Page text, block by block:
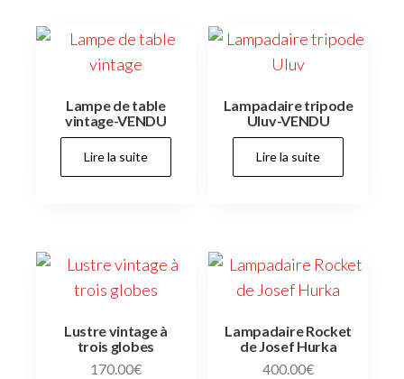
Lampe de table
vintage-VENDU
Lire la suite
Lampadaire tripode
Uluv-VENDU
Lire la suite
Lustre vintage à
trois globes
170.00€
Lampadaire Rocket
de Josef Hurka
400.00€